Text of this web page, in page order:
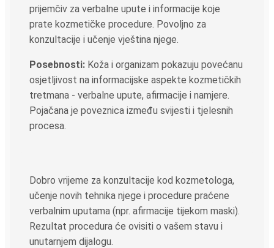
prijemčiv za verbalne upute i informacije koje
prate kozmetičke procedure. Povoljno za
konzultacije i učenje vještina njege.
Posebnosti: Koža i organizam pokazuju povećanu
osjetljivost na informacijske aspekte kozmetičkih
tretmana - verbalne upute, afirmacije i namjere.
Pojačana je poveznica između svijesti i tjelesnih
procesa.
Dobro vrijeme za konzultacije kod kozmetologa,
učenje novih tehnika njege i procedure praćene
verbalnim uputama (npr. afirmacije tijekom maski).
Rezultat procedura će ovisiti o vašem stavu i
unutarnjem dijalogu.